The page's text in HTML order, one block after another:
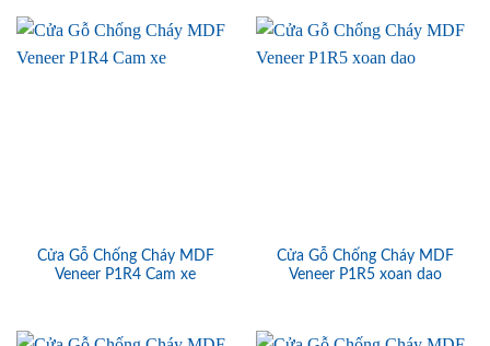
Cửa Gỗ Chống Cháy MDF
Veneer P1R4 Cam xe
Cửa Gỗ Chống Cháy MDF
Veneer P1R5 xoan dao